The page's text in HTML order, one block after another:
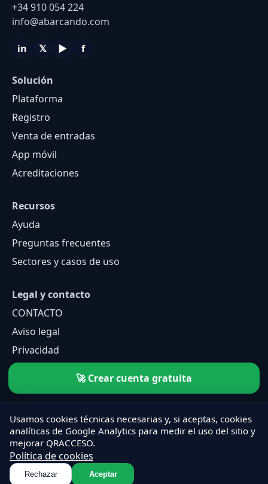
+34 910 054 224
info@abarcando.com
in 𝕏 ▶ f
Solución
Plataforma
Registro
Venta de entradas
App móvil
Acreditaciones
Recursos
Ayuda
Preguntas frecuentes
Sectores y casos de uso
Legal y contacto
CONTACTO
Aviso legal
Privacidad
Cookies
Usamos cookies técnicas necesarias y, si aceptas, cookies
analíticas de Google Analytics para medir el uso del sitio y
mejorar QRACCESO.
Política de cookies
Rechazar Aceptar
🚀 Crear cuenta gratuita